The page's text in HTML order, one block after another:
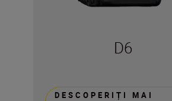
D6
DESCOPERIȚI MAI